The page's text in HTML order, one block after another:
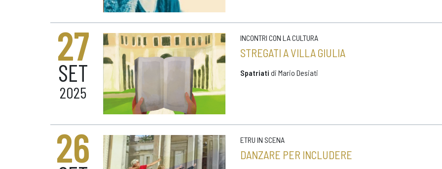
27
SET
2025
INCONTRI CON LA CULTURA
STREGATI A VILLA GIULIA
Spatriati di Mario Desiati
26 ETRU IN SCENA
DANZARE PER INCLUDERE